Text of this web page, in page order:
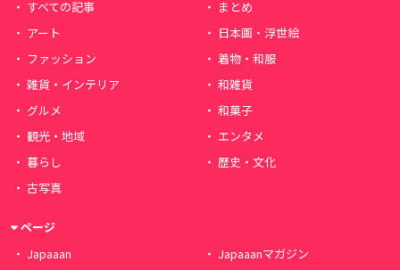
すべての記事
まとめ
アート
日本画・浮世絵
ファッション
着物・和服
雑貨・インテリア
和雑貨
グルメ
和菓子
観光・地域
エンタメ
暮らし
歴史・文化
古写真
ページ
Japaaan
Japaaanマガジン